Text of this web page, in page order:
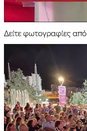
Δείτε φωτογραφίες